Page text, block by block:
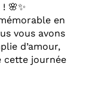
🌸✨
en
vous avons
d’amour,
cette journée